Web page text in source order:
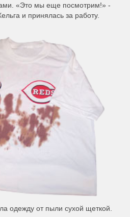
«Это мы еще посмотрим!» -
и принялась за работу.
одежду от пыли сухой щеткой.